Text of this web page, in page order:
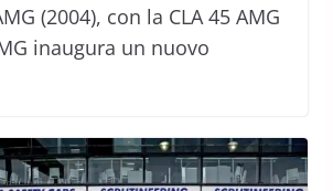
(2004), con la CLA 45 AMG
inaugura un nuovo